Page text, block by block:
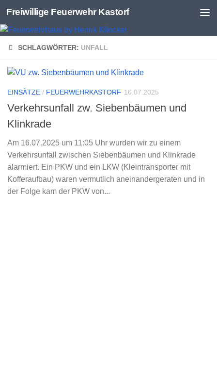
Zum Inhalt springen
Freiwillige Feuerwehr Kastorf
SCHLAGWÖRTER: UNFALL
EINSÄTZE / FEUERWEHRKASTORF 16.07.2025
Verkehrsunfall zw. Siebenbäumen und
Klinkrade
Am 16.07.2025 um 11:05 Uhr wurden wir zu einem
Verkehrsunfall zwischen Siebenbäumen und Klinkrade
alarmiert. Ein PKW und ein LKW (Kleintransporter mit
Kofferaufbau) waren vermutlich aneinandergeraten und in
der Folge kam der PKW von...